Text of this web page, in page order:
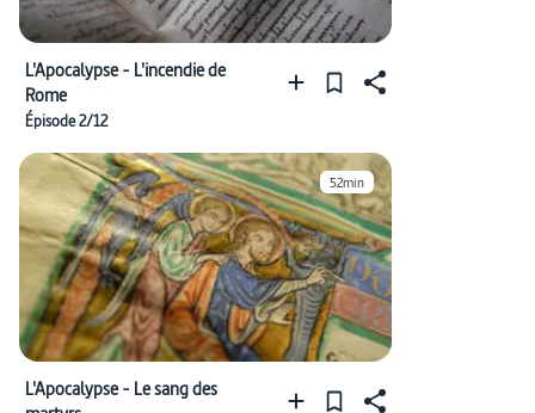
L'Apocalypse - L'incendie de
Rome
Épisode 2/12
52min
L'Apocalypse - Le sang des